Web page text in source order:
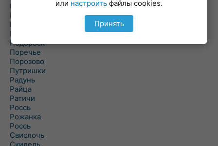
Погородно
Пограничный
Подлабенье
Подольцы
Подороск
Поречье
Порозово
Путришки
Радунь
Райца
Ратичи
Роcсь
Рожанка
Россь
Свислочь
или настроить файлы cookies.
Принять